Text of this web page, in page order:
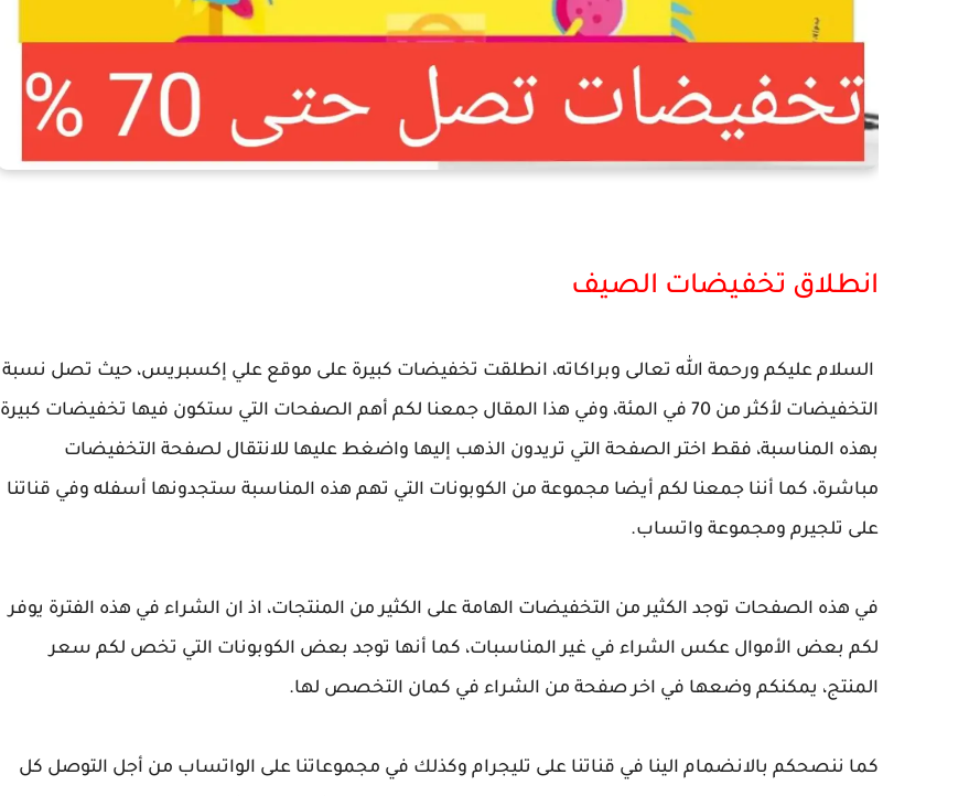
انطلاق تخفيضات الصيف
السلام عليكم ورحمة الله تعالى وبراكاته، انطلقت تخفيضات كبيرة على موقع علي إكسبريس، حيث تصل نسبة
التخفيضات لأكثر من 70 في المئة، وفي هذا المقال جمعنا لكم أهم الصفحات التي ستكون فيها تخفيضات كبيرة
بهذه المناسبة، فقط اختر الصفحة التي تريدون الذهب إليها واضغط عليها للانتقال لصفحة التخفيضات
مباشرة، كما أننا جمعنا لكم أيضا مجموعة من الكوبونات التي تهم هذه المناسبة ستجدونها أسفله وفي قناتنا
على تلجيرم ومجموعة واتساب.
في هذه الصفحات توجد الكثير من التخفيضات الهامة على الكثير من المنتجات، اذ ان الشراء في هذه الفترة يوفر
لكم بعض الأموال عكس الشراء في غير المناسبات، كما أنها توجد بعض الكوبونات التي تخص لكم سعر
المنتج، يمكنكم وضعها في اخر صفحة من الشراء في كمان التخصص لها.
كما ننصحكم بالانضمام الينا في قناتنا على تليجرام وكذلك في مجموعاتنا على الواتساب من أجل التوصل كل